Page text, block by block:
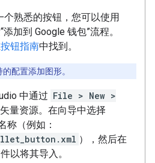
个熟悉的按钮，您可以使用
加到 Google 钱包”流程。
按钮指南中找到。
配置添加图形。
中通过 File > New >
量资源。在向导中选择
称（例如：
），然后在
以将其导入。